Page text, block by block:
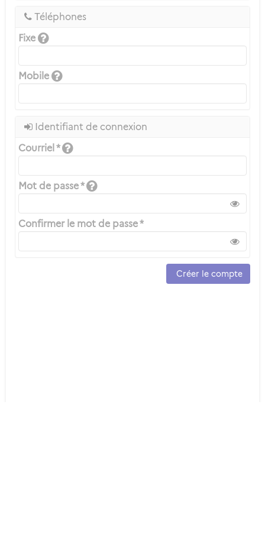
Téléphones
Fixe
Mobile
Identifiant de connexion
Courriel *
Mot de passe *
Confirmer le mot de passe *
Créer le compte